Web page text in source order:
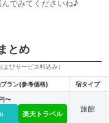
でみてくださいね♪
とめ
びサービス料込み）
ラン(参考価格) 宿タイプ
〜
楽天トラベル
旅館